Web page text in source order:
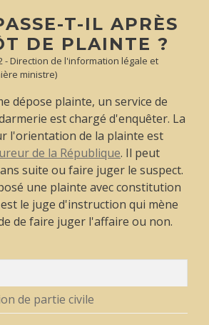
T-IL APRÈS
DE PLAINTE ?
- Direction de l'information légale et
ministre)
dépose plainte, un service de
est chargé d'enquêter. La
l'orientation de la plainte est
de la République. Il peut
suite ou faire juger le suspect.
une plainte avec constitution
le juge d'instruction qui mène
de faire juger l'affaire ou non.
de partie civile